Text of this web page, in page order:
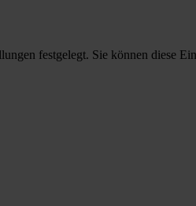
festgelegt. Sie können diese